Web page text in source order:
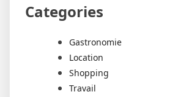
Categories
Gastronomie
Location
Shopping
Travail